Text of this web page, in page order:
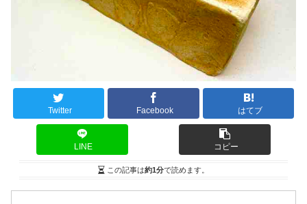
Twitter Facebook はてブ
LINE コピー
この記事は約1分で読めます。